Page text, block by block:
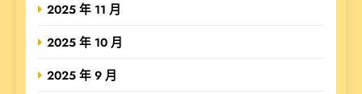
2025 年 11 月
2025 年 10 月
2025 年 9 月